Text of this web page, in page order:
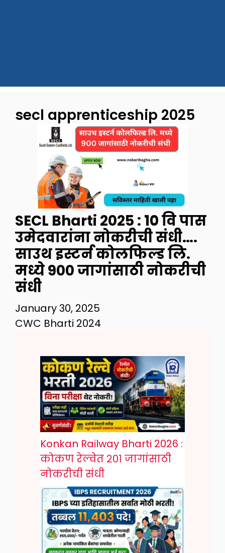
secl apprenticeship 2025
SECL Bharti 2025 : १० वि पास
उमेदवारांना नोकरीची संधी….
साउथ इस्टर्न कोलफिल्ड लि.
मध्ये 900 जागांसाठी नोकरीची
संधी
January 30, 2025
CWC Bharti 2024
Konkan Railway Bharti 2026 :
कोकण रेल्वेत २०१ जागांसाठी
नोकरीची संधी